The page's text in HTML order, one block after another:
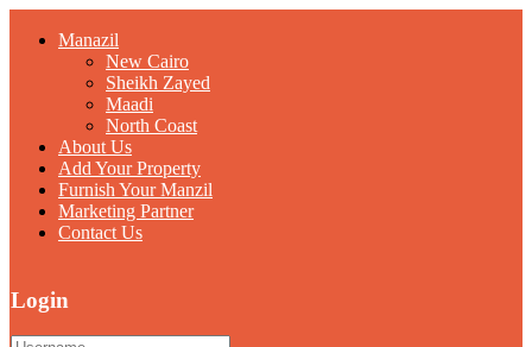
Manazil
New Cairo
Sheikh Zayed
Maadi
North Coast
About Us
Add Your Property
Furnish Your Manzil
Marketing Partner
Contact Us
Login